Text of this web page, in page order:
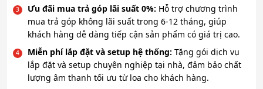
Ưu đãi mua trả góp lãi suất 0%: Hỗ trợ chương trình
mua trả góp không lãi suất trong 6-12 tháng, giúp
khách hàng dễ dàng tiếp cận sản phẩm có giá trị cao.
Miễn phí lắp đặt và setup hệ thống: Tặng gói dịch vụ
lắp đặt và setup chuyên nghiệp tại nhà, đảm bảo chất
lượng âm thanh tối ưu từ loa cho khách hàng.